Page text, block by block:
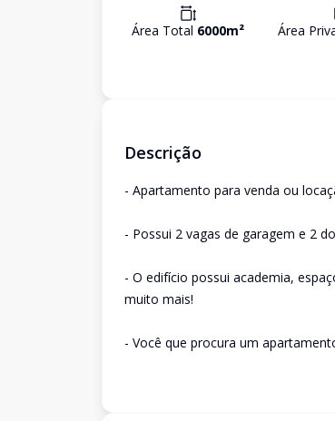
Área Total 6000m² Área
Descrição
- Apartamento para venda ou
- Possui 2 vagas de garagem e 2
- O edifício possui academia,
muito mais!
- Você que procura um